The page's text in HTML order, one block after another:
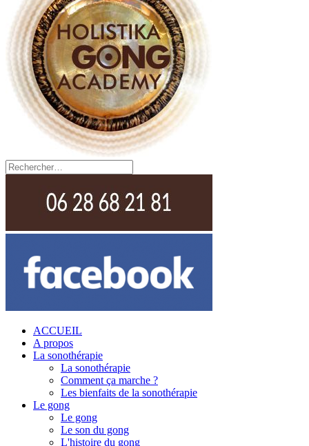
ACCUEIL
A propos
La sonothérapie
La sonothérapie
Comment ça marche ?
Les bienfaits de la sonothérapie
Le gong
Le gong
Le son du gong
L'histoire du gong